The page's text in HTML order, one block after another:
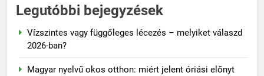
Legutóbbi bejegyzések
Vízszintes vagy függőleges lécezés – melyiket válaszd
2026-ban?
Magyar nyelvű okos otthon: miért jelent óriási előnyt